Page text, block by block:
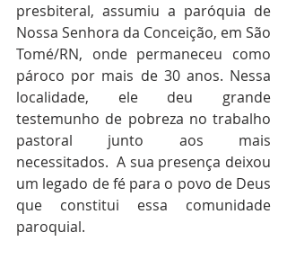
presbiteral, assumiu a paróquia de
Nossa Senhora da Conceição, em São
Tomé/RN, onde permaneceu como
pároco por mais de 30 anos. Nessa
localidade, ele deu grande
testemunho de pobreza no trabalho
pastoral junto aos mais
necessitados.  A sua presença deixou
um legado de fé para o povo de Deus
que constitui essa comunidade
paroquial.